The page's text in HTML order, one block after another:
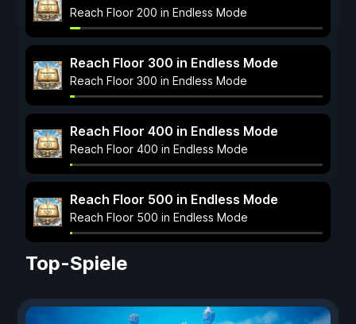
Reach Floor 200 in Endless Mode
Reach Floor 300 in Endless Mode
Reach Floor 300 in Endless Mode
Reach Floor 400 in Endless Mode
Reach Floor 400 in Endless Mode
Reach Floor 500 in Endless Mode
Reach Floor 500 in Endless Mode
Top-Spiele